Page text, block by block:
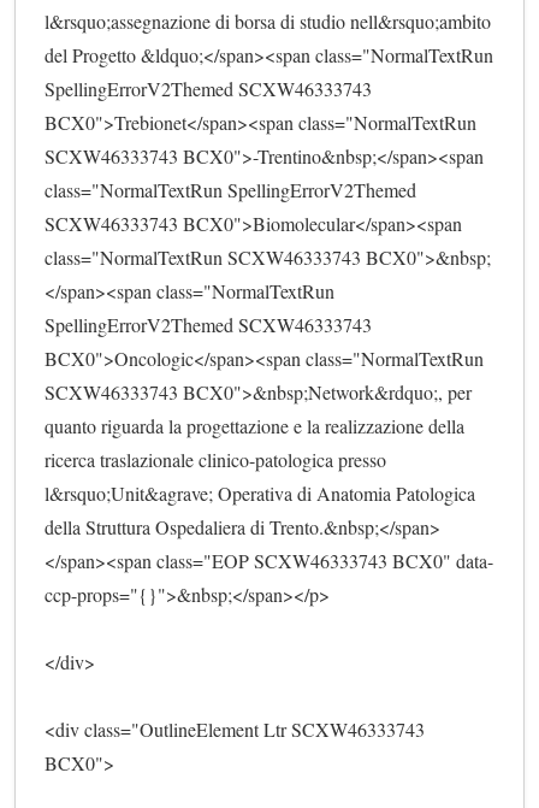
l&rsquo;assegnazione di borsa di studio nell&rsquo;ambito
del Progetto &ldquo;</span><span class="NormalTextRun
SpellingErrorV2Themed SCXW46333743
BCX0">Trebionet</span><span class="NormalTextRun
SCXW46333743 BCX0">-Trentino&nbsp;</span><span
class="NormalTextRun SpellingErrorV2Themed
SCXW46333743 BCX0">Biomolecular</span><span
class="NormalTextRun SCXW46333743 BCX0">&nbsp;
</span><span class="NormalTextRun
SpellingErrorV2Themed SCXW46333743
BCX0">Oncologic</span><span class="NormalTextRun
SCXW46333743 BCX0">&nbsp;Network&rdquo;, per
quanto riguarda la progettazione e la realizzazione della
ricerca traslazionale clinico-patologica presso
l&rsquo;Unit&agrave; Operativa di Anatomia Patologica
della Struttura Ospedaliera di Trento.&nbsp;</span>
</span><span class="EOP SCXW46333743 BCX0" data-
ccp-props="{}">&nbsp;</span></p>
</div>
<div class="OutlineElement Ltr SCXW46333743
BCX0">